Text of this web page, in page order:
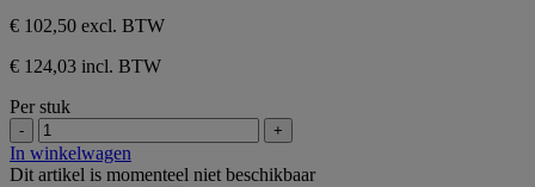
€ 102,50 excl. BTW
€ 124,03 incl. BTW
Per stuk
- +
In winkelwagen
Dit artikel is momenteel niet beschikbaar